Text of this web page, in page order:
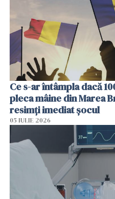
Ce s-ar întâmpla dacă
pleca mâine din Marea
resimți imediat șocul
05 IULIE 2026